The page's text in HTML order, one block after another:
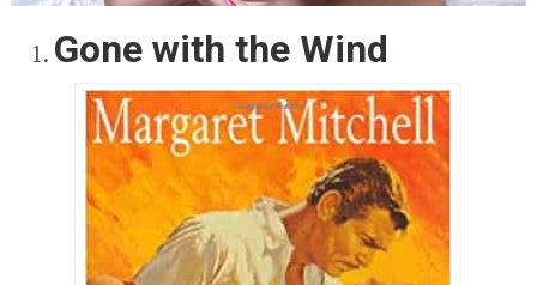
Gone with the Wind